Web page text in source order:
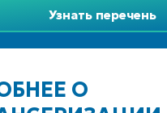
Узнать перечень
О